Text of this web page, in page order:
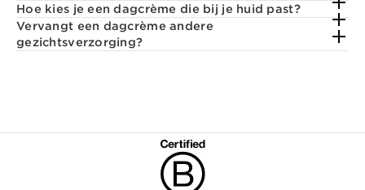
Hoe kies je een dagcrème die bij je huid past?
Vervangt een dagcrème andere
gezichtsverzorging?